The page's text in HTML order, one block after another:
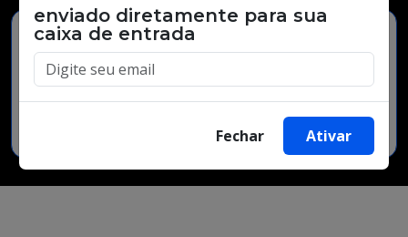
Minha CidadeBairro
enviado diretamente para sua
caixa de entrada
Fechar Ativar